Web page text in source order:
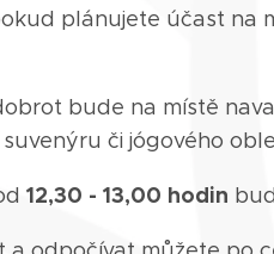
plánujete účast na
bude na místě
či jógového
12,30 - 13,00 hodin